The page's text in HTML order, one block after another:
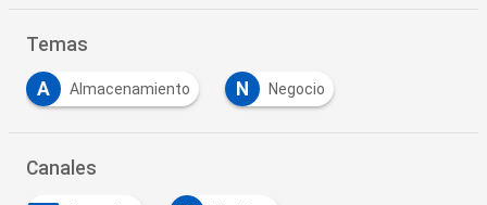
Temas
A Almacenamiento N Negocio
Canales